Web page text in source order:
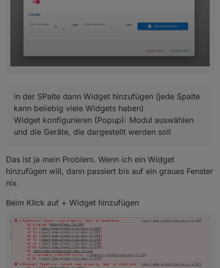
in der SPalte dann Widget hinzufügen (jede Spalte
kann beliebig viele Widgets haben)
Widget konfigurieren (Popup): Modul auswählen
und die Geräte, die dargestellt werden soll
Das ist ja mein Problem. Wenn ich ein Widget
hinzufügen will, dann passiert bis auf ein graues Fenster
nix.
Beim Klick auf + Widget hinzufügen